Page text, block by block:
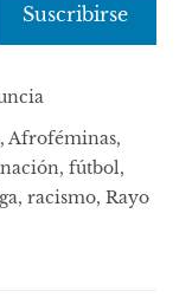
Suscribirse
, Afroféminas,
, fútbol,
, racismo, Rayo